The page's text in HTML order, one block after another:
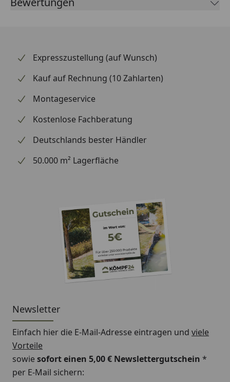
Expresszustellung (auf Wunsch)
Kauf auf Rechnung (10 Zahlarten)
Montageservice
Kostenlose Fachberatung
Deutschlands bester Händler
50.000 m² Lagerfläche
Newsletter
Einfach hier die E-Mail-Adresse eintragen und viele
Vorteile
sowiesofort einen 5,00 € Newslettergutschein *
per E-Mail sichern: